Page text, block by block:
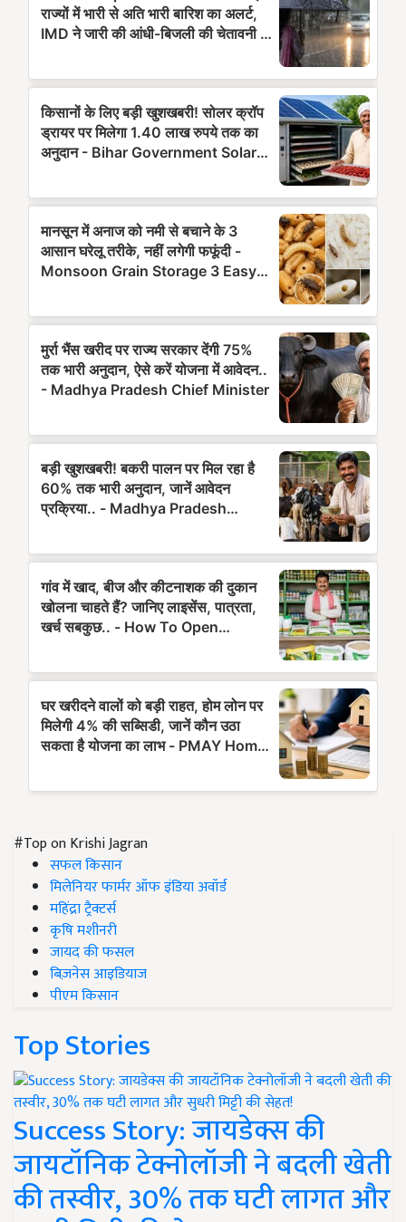
#Top on Krishi Jagran
सफल किसान
मिलेनियर फार्मर ऑफ इंडिया अवॉर्ड
महिंद्रा ट्रैक्टर्स
कृषि मशीनरी
जायद की फसल
बिज़नेस आइडियाज
पीएम किसान
Top Stories
Success Story: जायडेक्स की
जायटॉनिक टेक्नोलॉजी ने बदली खेती
की तस्वीर, 30% तक घटी लागत और